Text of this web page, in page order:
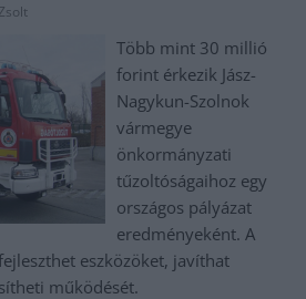
Több mint 30 millió
forint érkezik Jász-
Nagykun-Szolnok
vármegye
önkormányzati
tűzoltóságaihoz egy
országos pályázat
eredményeként. A
eszközöket, javíthat
működését.